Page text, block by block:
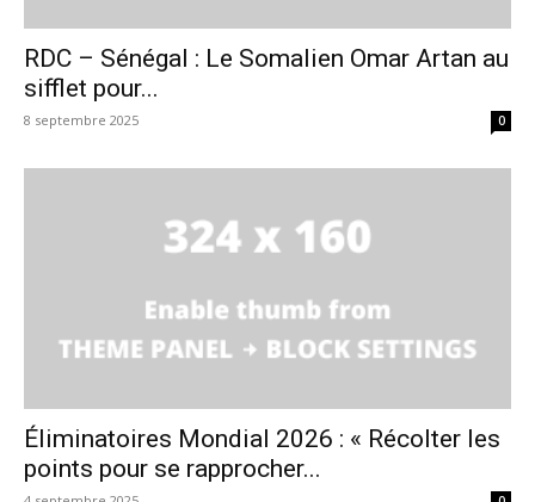
RDC – Sénégal : Le Somalien Omar Artan au
sifflet pour...
8 septembre 2025 0
Éliminatoires Mondial 2026 : « Récolter les
points pour se rapprocher...